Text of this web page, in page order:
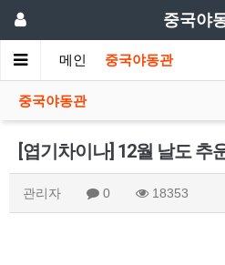
중국야
메인 중국야동관
중국야동관
[엽기차이나] 12월 날도 추
관리자 0 18353